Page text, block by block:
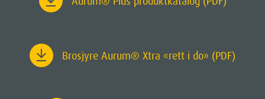
Brosjyre Aurum® Xtra «rett i do» (PDF)